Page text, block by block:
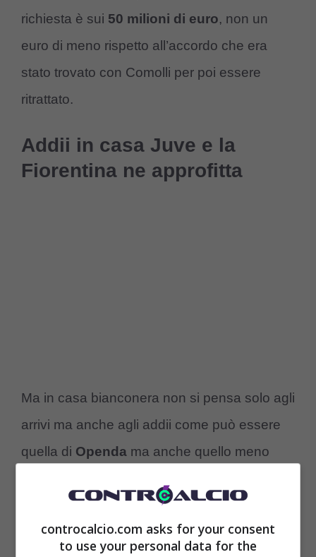
richiesta è sui 50 milioni di euro, non un
euro di meno rispetto all’accordo che era
stato trovato con Comolli per poi essere
ritrattato.
Addii in casa Juve e la
Fiorentina ne approfitta
Ma in casa bianconera non si pensa solo agli
arrivi ma anche agli addii come può essere
quella di Openda ma anche quello meno
ha tentato di valorizzare e di poter inserire in
qualche operazione colBolognama non è
controcalcio.com asks for your consent
to use your personal data for the